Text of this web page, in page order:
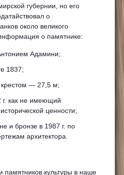
губернии, но его
о
около великого
о памятнике:
Адамини;
1837;
крестом — 27,5 м;
г. как не имеющий
ценности;
и бронзе в 1987 г. по
архитектора.
памятников культуры в наше